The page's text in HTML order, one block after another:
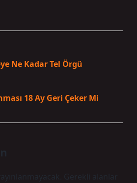
Ne Kadar Tel Örgü
18 Ay Geri Çeker Mi
Gerekli alanlar